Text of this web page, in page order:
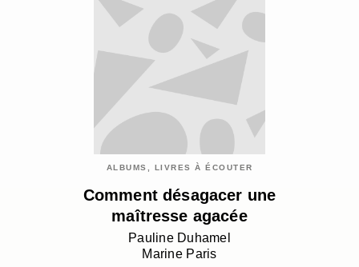
ALBUMS, LIVRES À ÉCOUTER
Comment désagacer une
maîtresse agacée
Pauline Duhamel
Marine Paris